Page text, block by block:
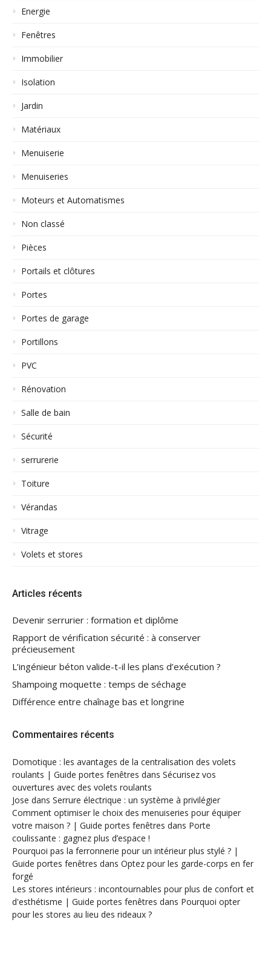
Energie
Fenêtres
Immobilier
Isolation
Jardin
Matériaux
Menuiserie
Menuiseries
Moteurs et Automatismes
Non classé
Pièces
Portails et clôtures
Portes
Portes de garage
Portillons
PVC
Rénovation
Salle de bain
Sécurité
serrurerie
Toiture
Vérandas
Vitrage
Volets et stores
Articles récents
Devenir serrurier : formation et diplôme
Rapport de vérification sécurité : à conserver
précieusement
L’ingénieur béton valide-t-il les plans d’exécution ?
Shampoing moquette : temps de séchage
Différence entre chaînage bas et longrine
Commentaires récents
Domotique : les avantages de la centralisation des volets
roulants | Guide portes fenêtres dans Sécurisez vos
ouvertures avec des volets roulants
Jose dans Serrure électrique : un système à privilégier
Comment optimiser le choix des menuiseries pour équiper
votre maison ? | Guide portes fenêtres dans Porte
coulissante : gagnez plus d’espace !
Pourquoi pas la ferronnerie pour un intérieur plus stylé ? |
Guide portes fenêtres dans Optez pour les garde-corps en fer
forgé
Les stores intérieurs : incontournables pour plus de confort et
d'esthétisme | Guide portes fenêtres dans Pourquoi opter
pour les stores au lieu des rideaux ?